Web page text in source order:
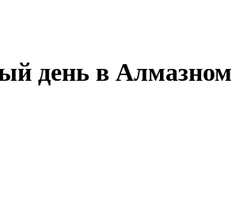
день в Алмазном